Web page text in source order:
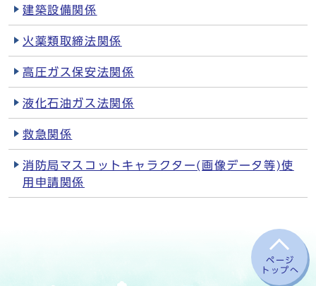
建築設備関係
火薬類取締法関係
高圧ガス保安法関係
液化石油ガス法関係
救急関係
消防局マスコットキャラクター(画像データ等)使
用申請関係
ページ
トップへ